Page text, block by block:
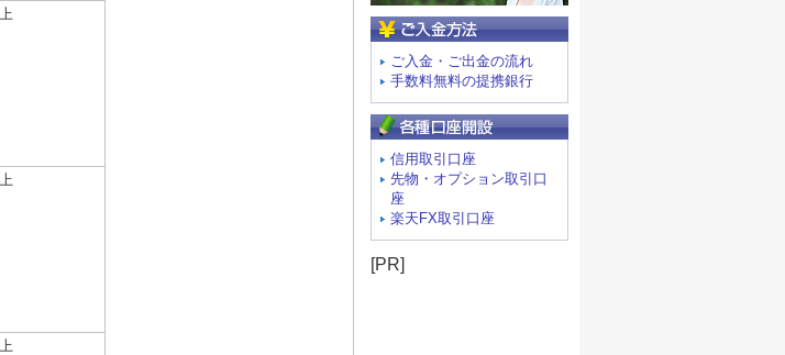
ご入金・ご出金の流れ
手数料無料の提携銀行
信用取引口座
先物・オプション取引口
座
楽天FX取引口座
[PR]